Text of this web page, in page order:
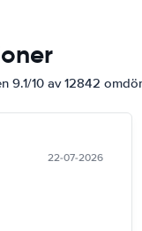
9.1/10 av 12842
22-07-2026